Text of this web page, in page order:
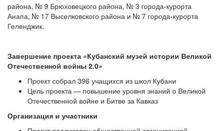
района, № 9 Брюховецкого района, № 3 города-курорта
Анапа, № 17 Выселковского района и № 7 города-курорта
Геленджик.
Завершение проекта «Кубанский музей истории Великой
Отечественной войны 2.0»
Проект собрал 396 учащихся из школ Кубани
Цель проекта — повышение уровня знаний о Великой
Отечественной войне и Битве за Кавказ
Организация и участники